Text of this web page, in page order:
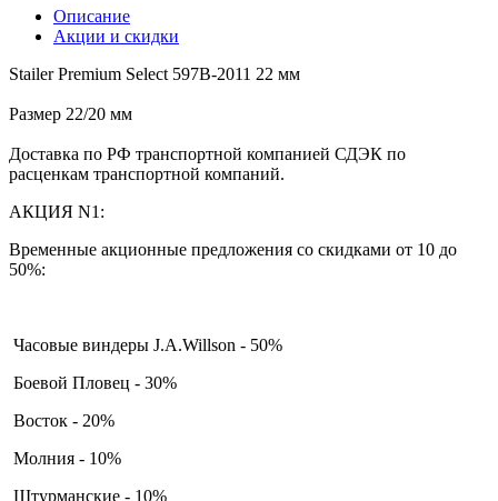
Описание
Акции и скидки
Stailer Premium Select 597B-2011 22 мм
Размер 22/20 мм
Доставка по РФ транспортной компанией СДЭК по
расценкам транспортной компаний.
АКЦИЯ N1:
Временные акционные предложения со скидками от 10 до
50%:
Часовые виндеры J.A.Willson - 50%
Боевой Пловец - 30%
Восток - 20%
Молния - 10%
Штурманские - 10%